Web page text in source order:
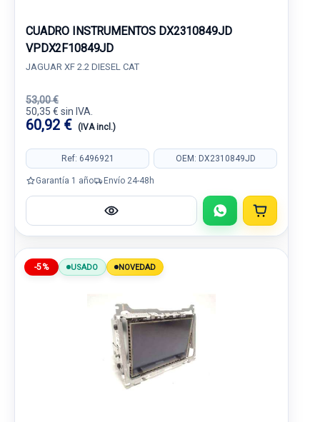
CUADRO INSTRUMENTOS DX2310849JD
VPDX2F10849JD
JAGUAR XF 2.2 DIESEL CAT
53,00 €
50,35 € sin IVA.
60,92 € (IVA incl.)
Ref: 6496921 OEM: DX2310849JD
Garantía 1 año Envío 24-48h
-5% USADO NOVEDAD